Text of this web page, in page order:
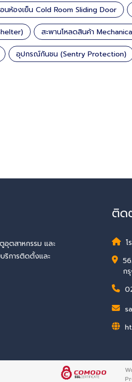
อนห้องเย็น Cold Room Sliding Door
สะพานโหลดสินค้า
อุปกรณ์กันชน (Sentry Protection)
อุตสาหกรรม และ
การติดตั้งและ
ติด
โ
ก